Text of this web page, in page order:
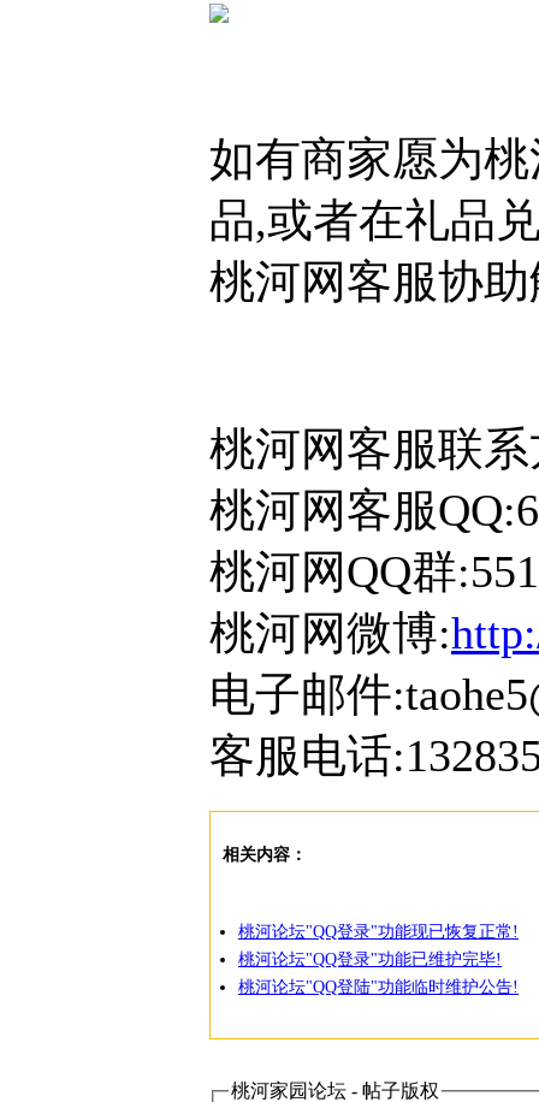
如有商家愿为
品,或者在礼品
桃河网客服协
桃河网客服联
桃河网客服
桃河网QQ群
桃河网微博:
电子邮件
客服电话
相关内容：
桃河论坛"QQ登录"功能现已恢复正常!
桃河论坛"QQ登录"功能已维护完毕!
桃河论坛"QQ登陆"功能临时维护公告!
桃河家园论坛 - 帖子版权